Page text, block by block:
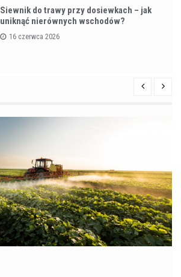
Siewnik do trawy przy dosiewkach – jak
uniknąć nierównych wschodów?
16 czerwca 2026